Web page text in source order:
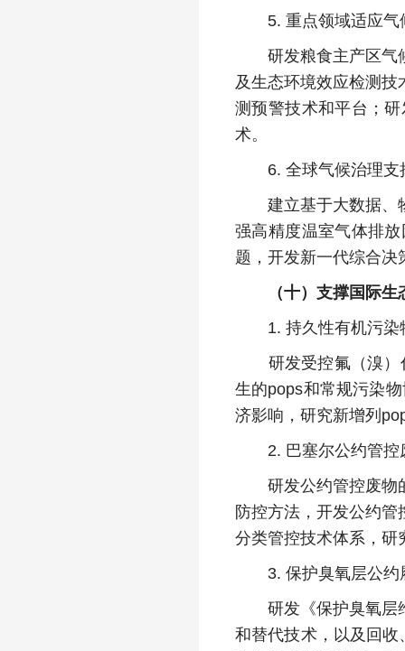
5. 重点领域适应气
研发粮食主产区气候
及生态环境效应检测
测预警技术和平台；
术。
6. 全球气候治理支
建立基于大数据、物
强高精度温室气体排
题，开发新一代综合
（十）支撑国际
1. 持久性有机污染
研发受控氟（溴）代
生的pops和常规污染
济影响，研究新增列
2. 巴塞尔公约管控
研发公约管控废物的
防控方法，开发公约
分类管控技术体系，研
3. 保护臭氧层公约
研发《保护臭氧层维
和替代技术，以及回